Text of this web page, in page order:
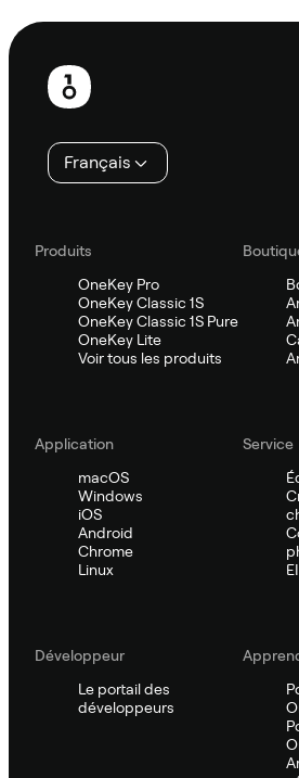
Pied
page
Français
Produits
OneKey Pro
OneKey Classic 1S
OneKey Classic 1S Pure
OneKey Lite
Voir tous les produits
Application
macOS
Windows
iOS
Android
Chrome
Linux
Service
Développeur
Le portail des
développeurs